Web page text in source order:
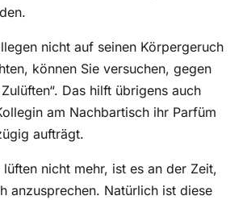
nicht auf seinen Körpergeruch
können Sie versuchen, gegen
Das hilft übrigens auch
am Nachbartisch ihr Parfüm
aufträgt.
nicht mehr, ist es an der Zeit,
anzusprechen. Natürlich ist diese